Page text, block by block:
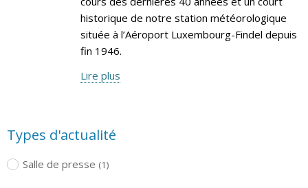
historique de notre station météorologique
située à l’Aéroport Luxembourg-Findel depuis
fin 1946.
Lire plus
Types d'actualité
Salle de presse (1)